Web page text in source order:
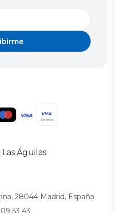
VISA VISA
Electron
28044 Madrid, España
53 43